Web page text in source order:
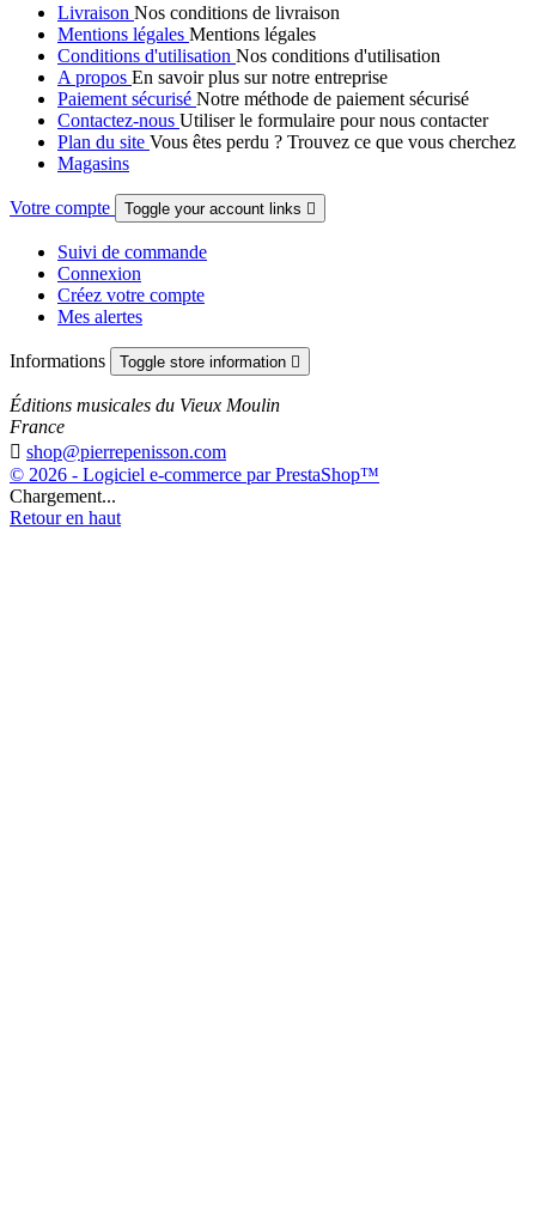
Livraison Nos conditions de livraison
Mentions légales Mentions légales
Conditions d'utilisation Nos conditions d'utilisation
A propos En savoir plus sur notre entreprise
Paiement sécurisé Notre méthode de paiement sécurisé
Contactez-nous Utiliser le formulaire pour nous contacter
Plan du site Vous êtes perdu ? Trouvez ce que vous cherchez
Magasins
Votre compte Toggle your account links 
Suivi de commande
Connexion
Créez votre compte
Mes alertes
Informations Toggle store information 
Éditions musicales du Vieux Moulin
France
 shop@pierrepenisson.com
© 2026 - Logiciel e-commerce par PrestaShop™
Chargement...
Retour en haut